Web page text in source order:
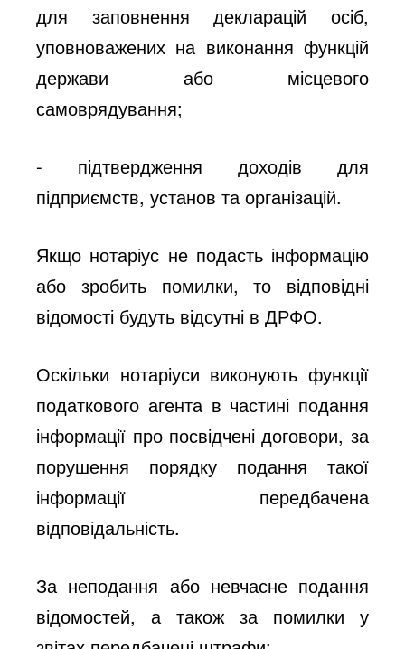
для заповнення декларацій осіб,
уповноважених на виконання функцій
держави або місцевого
самоврядування;
- підтвердження доходів для
підприємств, установ та організацій.
Якщо нотаріус не подасть інформацію
або зробить помилки, то відповідні
відомості будуть відсутні в ДРФО.
Оскільки нотаріуси виконують функції
податкового агента в частині подання
інформації про посвідчені договори, за
порушення порядку подання такої
інформації передбачена
відповідальність.
За неподання або невчасне подання
відомостей, а також за помилки у